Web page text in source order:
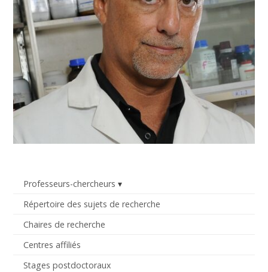
Professeurs-chercheurs
Répertoire des sujets de recherche
Chaires de recherche
Centres affiliés
Stages postdoctoraux